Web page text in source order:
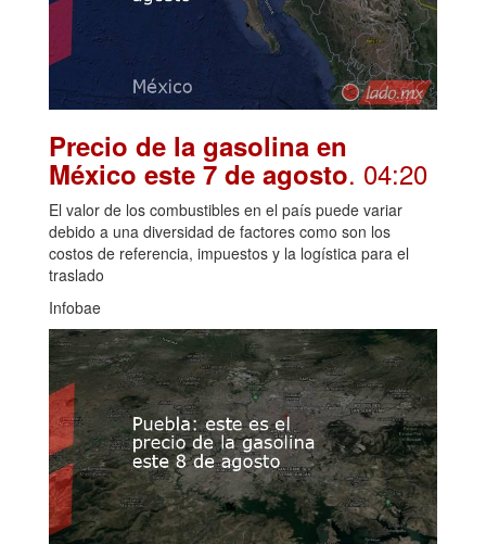
Precio de la gasolina en
México este 7 de agosto. 04:20
El valor de los combustibles en el país puede variar
debido a una diversidad de factores como son los
costos de referencia, impuestos y la logística para el
traslado
Infobae